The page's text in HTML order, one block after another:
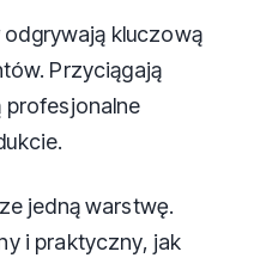
odgrywają kluczową
Przyciągają
profesjonalne
jedną warstwę.
i praktyczny, jak